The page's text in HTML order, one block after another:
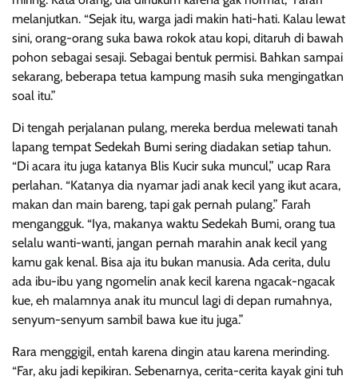
melanjutkan. “Sejak itu, warga jadi makin hati-hati. Kalau lewat
sini, orang-orang suka bawa rokok atau kopi, ditaruh di bawah
pohon sebagai sesaji. Sebagai bentuk permisi. Bahkan sampai
sekarang, beberapa tetua kampung masih suka mengingatkan
soal itu.”
Di tengah perjalanan pulang, mereka berdua melewati tanah
lapang tempat Sedekah Bumi sering diadakan setiap tahun.
“Di acara itu juga katanya Blis Kucir suka muncul,” ucap Rara
perlahan. “Katanya dia nyamar jadi anak kecil yang ikut acara,
makan dan main bareng, tapi gak pernah pulang.” Farah
mengangguk. “Iya, makanya waktu Sedekah Bumi, orang tua
selalu wanti-wanti, jangan pernah marahin anak kecil yang
kamu gak kenal. Bisa aja itu bukan manusia. Ada cerita, dulu
ada ibu-ibu yang ngomelin anak kecil karena ngacak-ngacak
kue, eh malamnya anak itu muncul lagi di depan rumahnya,
senyum-senyum sambil bawa kue itu juga.”
Rara menggigil, entah karena dingin atau karena merinding.
“Far, aku jadi kepikiran. Sebenarnya, cerita-cerita kayak gini tuh